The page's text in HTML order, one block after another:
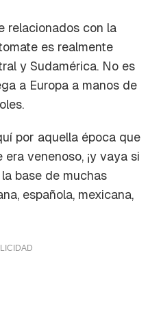
relacionados con la
es realmente
y Sudamérica. No es
a Europa a manos de
por aquella época que
venenoso, ¡y vaya si
base de muchas
española, mexicana,